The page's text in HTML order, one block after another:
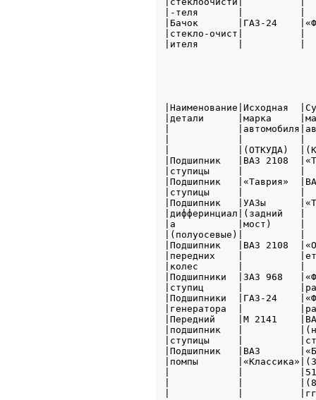
|-теля       |
|Бачок       |ГАЗ-24
|стекло-очист|
|ителя       |
|Наименование|Исходная
|детали      |марка
|
|            |(ОТКУДА)
|Подшипник   |ВАЗ 2108
|ступицы     |
|Подшипник
|ступицы     |
|Подшипник   |УАЗы
|а           |мост)
|(полуосевые)|
|Подшипник   |ВАЗ 2108
|передних    |
|колес       |
|Подшипники  |ЗАЗ 968
|ступиц      |
|Подшипники  |ГАЗ-24
|генератора  |
|Передний    |М 2141
|подшипник   |
|ступицы     |
|Подшипник   |ВАЗ
|помпы
|            |
|            |
|            |